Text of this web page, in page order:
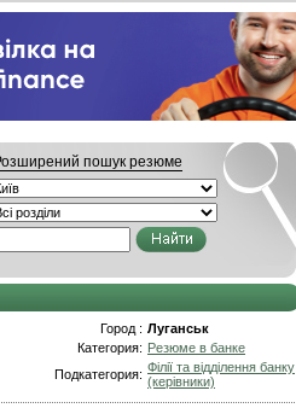
пошук резюме
Город : Луганськ
Категория: Резюме в банке
Подкатегория: Філії та відділення банку
(керівники)